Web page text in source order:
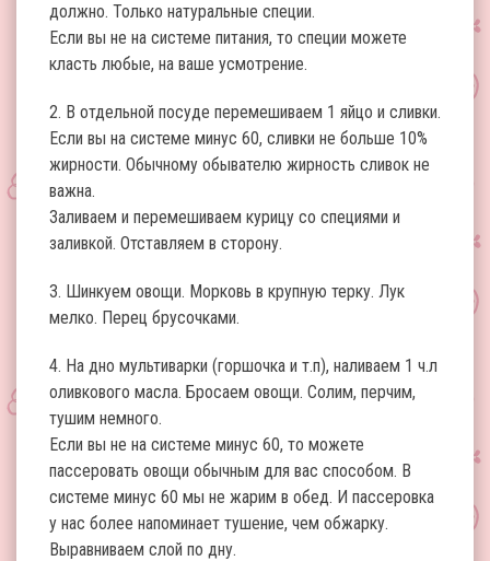
должно. Только натуральные специи.
Если вы не на системе питания, то специи можете
класть любые, на ваше усмотрение.
2. В отдельной посуде перемешиваем 1 яйцо и сливки.
Если вы на системе минус 60, сливки не больше 10%
жирности. Обычному обывателю жирность сливок не
важна.
Заливаем и перемешиваем курицу со специями и
заливкой. Отставляем в сторону.
3. Шинкуем овощи. Морковь в крупную терку. Лук
мелко. Перец брусочками.
4. На дно мультиварки (горшочка и т.п), наливаем 1 ч.л
оливкового масла. Бросаем овощи. Солим, перчим,
тушим немного.
Если вы не на системе минус 60, то можете
пассеровать овощи обычным для вас способом. В
системе минус 60 мы не жарим в обед. И пассеровка
у нас более напоминает тушение, чем обжарку.
Выравниваем слой по дну.